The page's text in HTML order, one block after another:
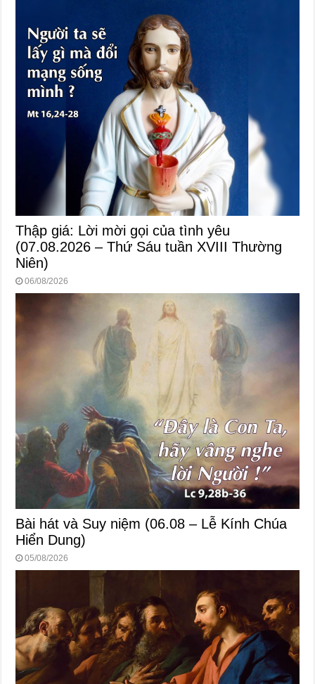
Thập giá: Lời mời gọi của tình yêu
(07.08.2026 – Thứ Sáu tuần XVIII Thường
Niên)
06/08/2026
Bài hát và Suy niệm (06.08 – Lễ Kính Chúa
Hiển Dung)
05/08/2026